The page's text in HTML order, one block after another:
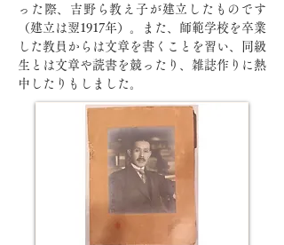
った際、吉野ら教え子が建立したものです
（建立は翌1917年）。また、師範学校を卒業
した教員からは文章を書くことを習い、同級
生とは文章や読書を競ったり、雑誌作りに熱
中したりもしました。